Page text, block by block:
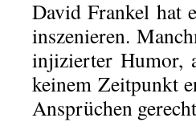
David Frankel hat
inszenieren.
injizierter Humor,
keinem Zeitpunkt
Ansprüchen